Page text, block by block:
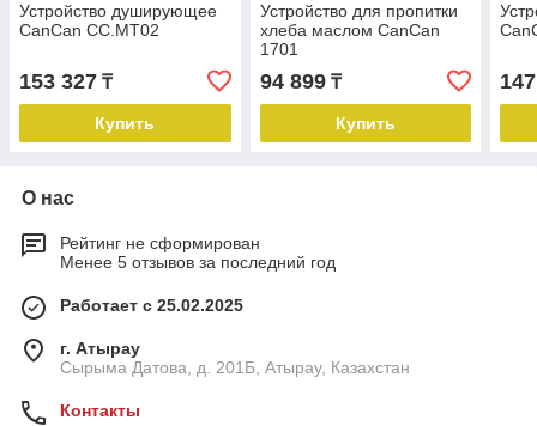
Устройство душирующее
CanCan CC.MT02
153 327 ₸
Купить
Устройство для пропитки
хлеба маслом CanCan
1701
94 899₸
Купить
О нас
Рейтинг не сформирован
Менее 5 отзывов за последний год
Работает с 25.02.2025
г. Атырау
Сырыма Датова, д. 201Б, Атырау, Казахстан
Контакты